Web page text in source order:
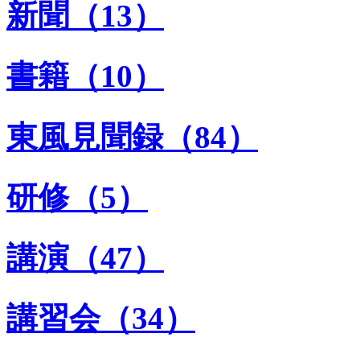
新聞（13）
書籍（10）
東風見聞録（84）
研修（5）
講演（47）
講習会（34）